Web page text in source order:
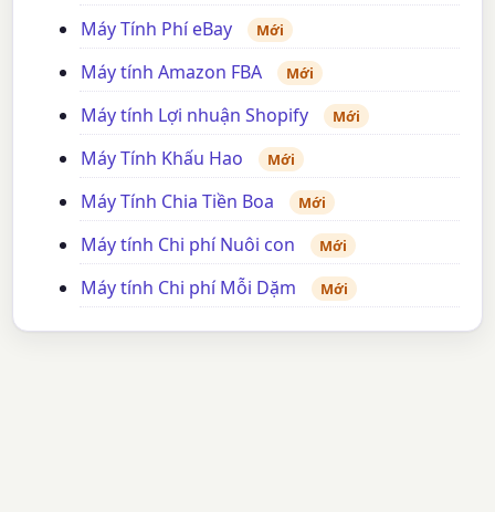
Máy Tính Phí eBay Mới
Máy tính Amazon FBA Mới
Máy tính Lợi nhuận Shopify Mới
Máy Tính Khấu Hao Mới
Máy Tính Chia Tiền Boa Mới
Máy tính Chi phí Nuôi con Mới
Máy tính Chi phí Mỗi Dặm Mới